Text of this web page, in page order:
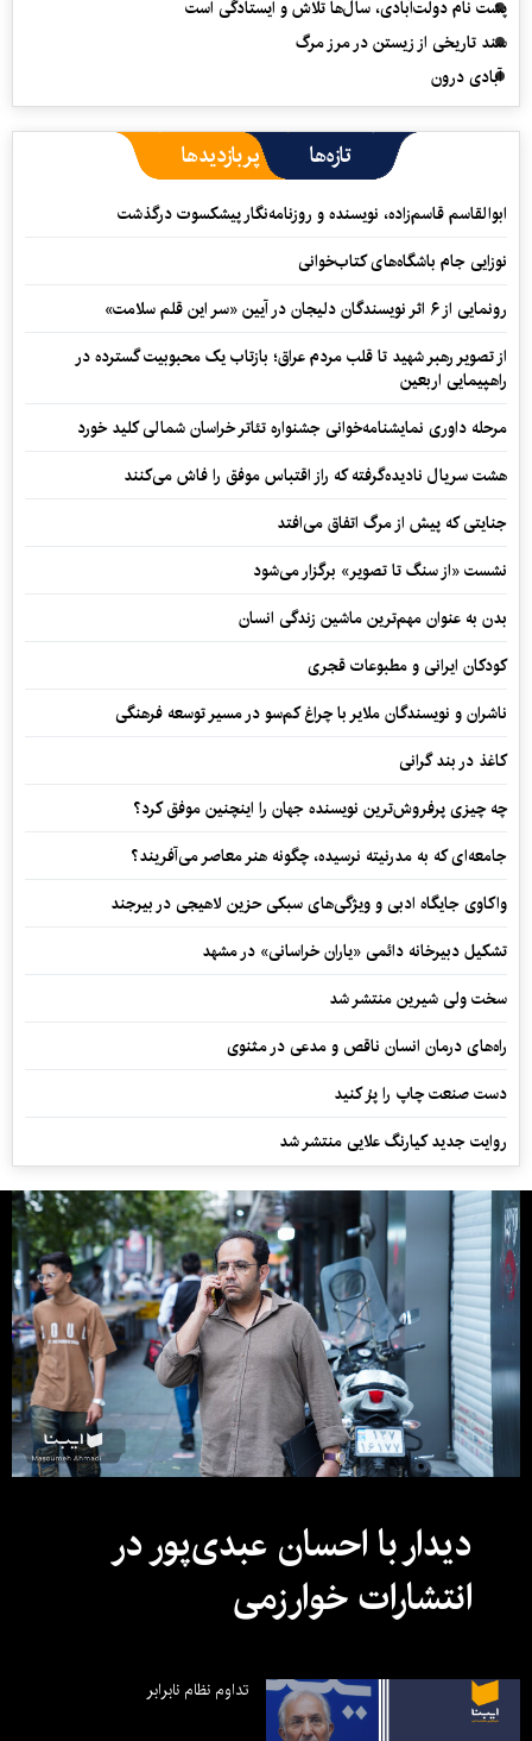
پشت نام دولت‌آبادی، سال‌ها تلاش و ایستادگی است
سند تاریخی از زیستن در مرز مرگ
آبادی درون
تازه‌ها پربازدیدها
ابوالقاسم قاسم‌زاده، نویسنده و روزنامه‌نگار پیشکسوت درگذشت
نوزایی جام باشگاه‌های کتاب‌خوانی
رونمایی از ۶ اثر نویسندگان دلیجان در آیین «سر این قلم سلامت»
از تصویر رهبر شهید تا قلب مردم عراق؛ بازتاب یک محبوبیت گسترده در
راهپیمایی اربعین
مرحله داوری نمایشنامه‌خوانی جشنواره تئاتر خراسان شمالی کلید خورد
هشت سریال نادیده‌گرفته که راز اقتباس موفق را فاش می‌کنند
جنایتی که پیش از مرگ اتفاق می‌افتد
نشست «از سنگ تا تصویر» برگزار می‌شود
بدن به عنوان مهم‌ترین ماشین زندگی انسان
کودکان ایرانی و مطبوعات قجری
ناشران و نویسندگان ملایر با چراغ کم‌سو در مسیر توسعه فرهنگی
کاغذ در بند گرانی
چه چیزی پرفروش‌ترین نویسنده جهان را اینچنین موفق کرد؟
جامعه‌ای که به مدرنیته نرسیده، چگونه هنر معاصر می‌آفریند؟
واکاوی جایگاه ادبی و ویژگی‌های سبکی حزین لاهیجی در بیرجند
تشکیل دبیرخانه دائمی «یاران خراسانی» در مشهد
سخت ولی شیرین منتشر شد
راه‌های درمان انسان ناقص و مدعی در مثنوی
دست صنعت چاپ را پرُ کنید
روایت جدید کیارنگ علایی منتشر شد
دیدار با احسان عبدی‌پور در
انتشارات خوارزمی
تداوم نظام نابرابر